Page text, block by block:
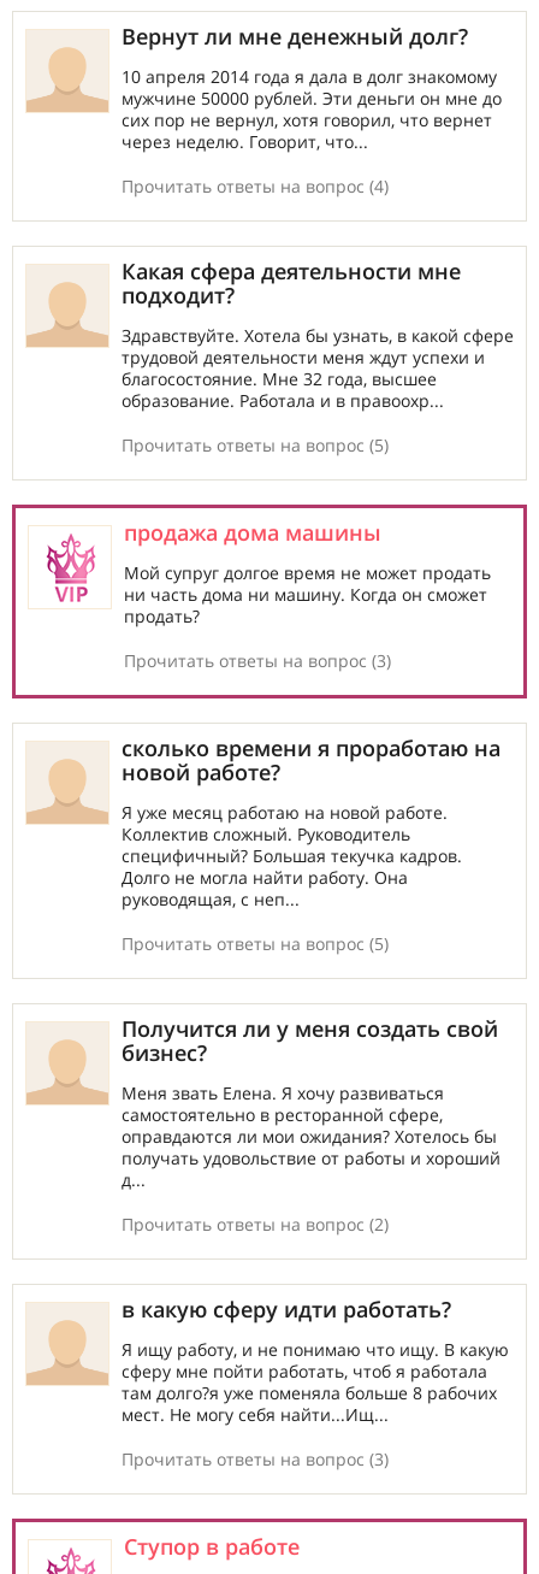
Вернут ли мне денежный долг?
10 апреля 2014 года я дала в долг знакомому
мужчине 50000 рублей. Эти деньги он мне до
сих пор не вернул, хотя говорил, что вернет
через неделю. Говорит, что...
Прочитать ответы на вопрос (4)
Какая сфера деятельности мне
подходит?
Здравствуйте. Хотела бы узнать, в какой сфере
трудовой деятельности меня ждут успехи и
благосостояние. Мне 32 года, высшее
образование. Работала и в правоохр...
Прочитать ответы на вопрос (5)
продажа дома машины
Мой супруг долгое время не может продать
ни часть дома ни машину. Когда он сможет
продать?
Прочитать ответы на вопрос (3)
cколько времени я проработаю на
новой работе?
Я уже месяц работаю на новой работе.
Коллектив сложный. Руководитель
специфичный? Большая текучка кадров.
Долго не могла найти работу. Она
руководящая, с неп...
Прочитать ответы на вопрос (5)
Получится ли у меня создать свой
бизнес?
Меня звать Елена. Я хочу развиваться
самостоятельно в ресторанной сфере,
оправдаются ли мои ожидания? Хотелось бы
получать удовольствие от работы и хороший
д...
Прочитать ответы на вопрос (2)
в какую сферу идти работать?
Я ищу работу, и не понимаю что ищу. В какую
сферу мне пойти работать, чтоб я работала
там долго?я уже поменяла больше 8 рабочих
мест. Не могу себя найти...Ищ...
Прочитать ответы на вопрос (3)
Ступор в работе